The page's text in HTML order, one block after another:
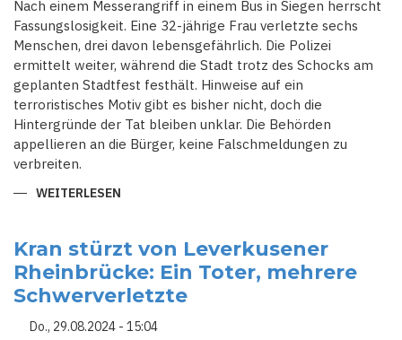
Nach einem Messerangriff in einem Bus in Siegen herrscht
Fassungslosigkeit. Eine 32-jährige Frau verletzte sechs
Menschen, drei davon lebensgefährlich. Die Polizei
ermittelt weiter, während die Stadt trotz des Schocks am
geplanten Stadtfest festhält. Hinweise auf ein
terroristisches Motiv gibt es bisher nicht, doch die
Hintergründe der Tat bleiben unklar. Die Behörden
appellieren an die Bürger, keine Falschmeldungen zu
verbreiten.
WEITERLESEN
SIEGEN:
MESSERANGRIFF
IM
BUS
-
SECHS
VERLETZTE,
POLIZEI
Kran stürzt von Leverkusener
Rheinbrücke: Ein Toter, mehrere
Schwerverletzte
Do., 29.08.2024 - 15:04